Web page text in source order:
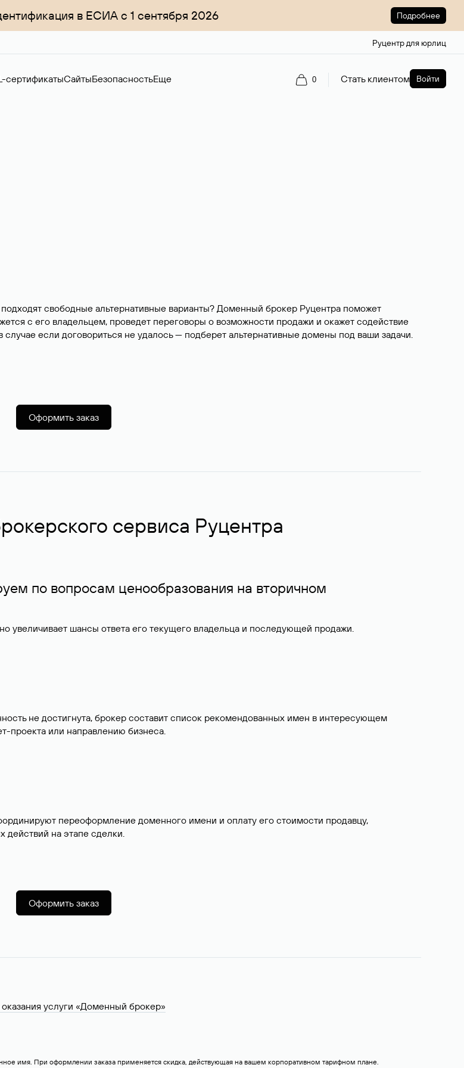
в ЕСИА с 1 сентября 2026 Подробнее
Руцентр для юрлиц
сертификатыСайтыБезопасностьЕще 0 Стать клиентом Войти
свободные альтернативные варианты? Доменный брокер Руцентра поможет
с его владельцем, проведет переговоры о возможности продажи и окажет содействие
если договориться не удалось — подберет альтернативные домены под ваши задачи.
Оформить заказ
сервиса Руцентра
по вопросам ценообразования на вторичном
увеличивает шансы ответа его текущего владельца и последующей продажи.
не достигнута, брокер составит список рекомендованных имен в интересующем
проекта или направлению бизнеса.
переоформление доменного имени и оплату его стоимости продавцу,
действий на этапе сделки.
Оформить заказ
услуги «Доменный брокер»
имя. При оформлении заказа применяется скидка, действующая на вашем корпоративном тарифном плане.